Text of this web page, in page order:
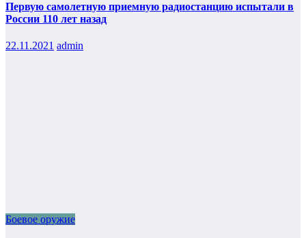
Первую самолетную приемную радиостанцию испытали в
России 110 лет назад
22.11.2021 admin
Боевое оружие